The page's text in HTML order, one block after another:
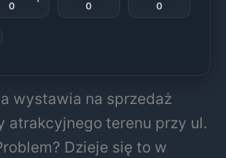
0
0
0
wystawia na sprzedaż
atrakcyjnego terenu przy ul.
Dzieje się to w